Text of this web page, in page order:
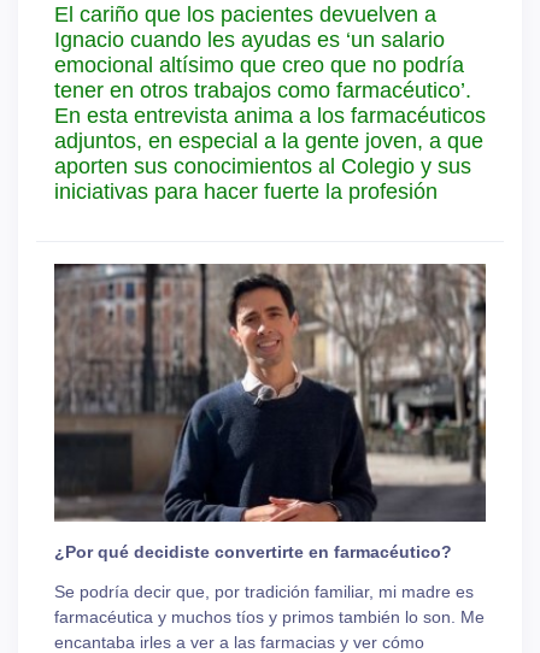
El cariño que los pacientes devuelven a
Ignacio cuando les ayudas es ‘un salario
emocional altísimo que creo que no podría
tener en otros trabajos como farmacéutico’.
En esta entrevista anima a los farmacéuticos
adjuntos, en especial a la gente joven, a que
aporten sus conocimientos al Colegio y sus
iniciativas para hacer fuerte la profesión
¿Por qué decidiste convertirte en farmacéutico?
Se podría decir que, por tradición familiar, mi madre es
farmacéutica y muchos tíos y primos también lo son. Me
encantaba irles a ver a las farmacias y ver cómo